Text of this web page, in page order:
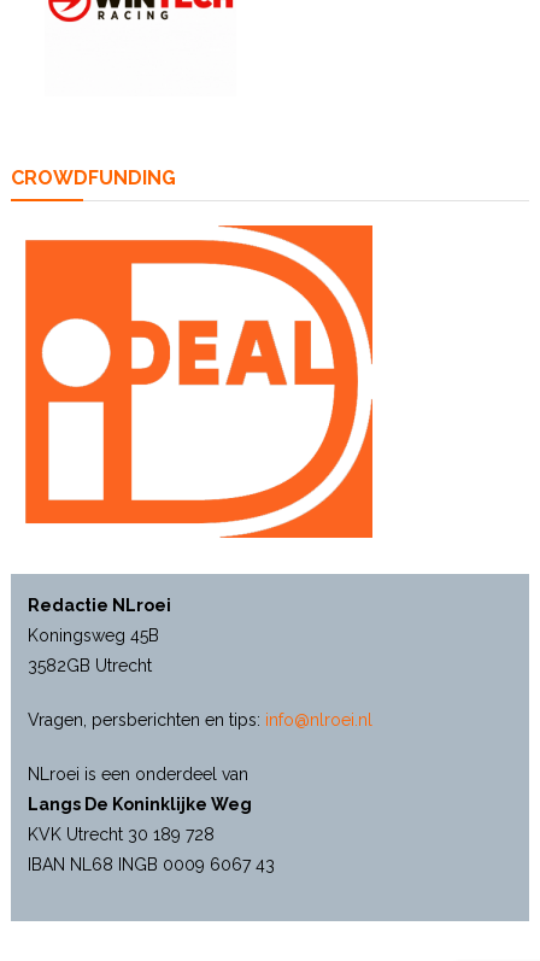
CROWDFUNDING
Redactie NLroei
Koningsweg 45B
3582GB Utrecht
Vragen, persberichten en tips: info@nlroei.nl
NLroei is een onderdeel van
Langs De Koninklijke Weg
KVK Utrecht 30 189 728
IBAN NL68 INGB 0009 6067 43